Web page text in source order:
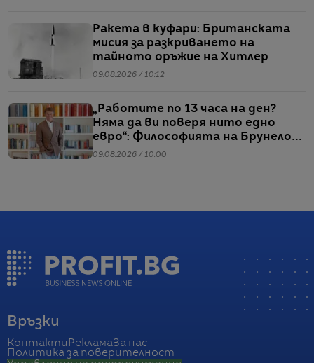
Ракета в куфари: Британската
мисия за разкриването на
тайното оръжие на Хитлер
09.08.2026 / 10:12
„Работите по 13 часа на ден?
Няма да ви поверя нито едно
евро“: Философията на Брунело
Кучинели за бизнеса и живота
09.08.2026 / 10:00
Връзки
Контакти РекламаЗа нас
Политика за поверителност